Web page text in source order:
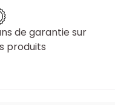
de garantie sur
produits